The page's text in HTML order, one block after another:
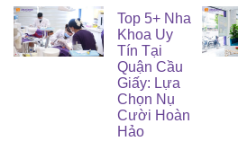
Top 5+ Nha
Khoa Uy
Tín Tại
Quận Cầu
Giấy: Lựa
Chọn Nụ
Cười Hoàn
Hảo